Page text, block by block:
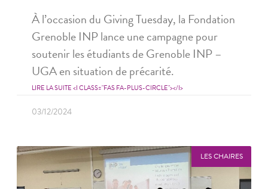
À l’occasion du Giving Tuesday, la Fondation
Grenoble INP lance une campagne pour
soutenir les étudiants de Grenoble INP –
UGA en situation de précarité.
LIRE LA SUITE <I CLASS="FAS FA-PLUS-CIRCLE"></I>
03/12/2024
LES CHAIRES